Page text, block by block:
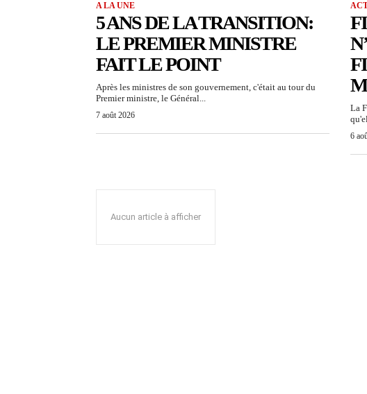
A LA UNE
5 ANS DE LA TRANSITION:
LE PREMIER MINISTRE
FAIT LE POINT
Après les ministres de son gouvernement, c'était au tour du
Premier ministre, le Général...
7 août 2026
La
6
Aucun article à afficher